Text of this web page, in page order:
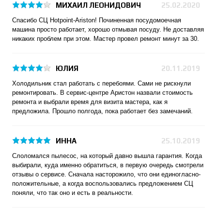
МИХАИЛ ЛЕОНИДОВИЧ 25.02.2020
Спасибо СЦ Hotpoint-Ariston! Починенная посудомоечная
машина просто работает, хорошо отмывая посуду. Не доставляя
никаких проблем при этом. Мастер провел ремонт минут за 30.
ЮЛИЯ 20.11.2019
Холодильник стал работать с перебоями. Сами не рискнули
ремонтировать. В сервис-центре Аристон назвали стоимость
ремонта и выбрали время для визита мастера, как я
предложила. Прошло полгода, пока работает без замечаний.
ИННА 25.10.2019
Слоломался пылесос, на который давно вышла гарантия. Когда
выбирали, куда именно обратиться, в первую очередь смотрели
отзывы о сервисе. Сначала насторожило, что они единогласно-
положительные, а когда воспользовались предложением СЦ
поняли, что так оно и есть в реальности.